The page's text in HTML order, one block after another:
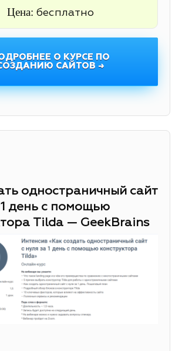
Цена: бесплатно
О КУРСЕ ПО
САЙТОВ →
одностраничный сайт
1 день с помощью
Tilda — GeekBrains